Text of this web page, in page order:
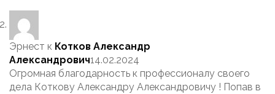
Эрнест к Котков Александр
Александрович14.02.2024
Огромная благодарность к профессионалу своего
дела Коткову Александру Александровичу ! Попав в